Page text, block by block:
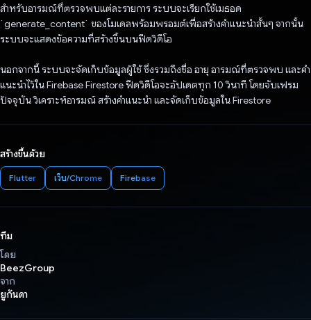
สําหรับอารมณ์ที่ตรวจพบแต่ละรายการ ระบบจะเรียกใช้เมธอด
`generate_content` ของโมเดลพร้อมพรอมต์เพื่อสร้างคําแนะนําสั้นๆ จากนั้น
ระบบจะแสดงข้อความที่สร้างขึ้นบนฟีดวิดีโอ
นอกจากนี้ ระบบจะจัดเก็บข้อมูลผู้ใช้ ซึ่งรวมถึงชื่อ อายุ อารมณ์ที่ตรวจพบ และคำ
แนะนำไว้ใน Firebase Firestore ฟีดวิดีโอจะอัปเดตทุก 10 วินาที โดยจับเฟรม
ปัจจุบัน วิเคราะห์อารมณ์ สร้างคําแนะนํา และจัดเก็บข้อมูลใน Firestore
สร้างขึ้นด้วย
Flutter เว็บ/Chrome Firebase
ทีม
โดย
BeezGroup
จาก
ยูกันดา